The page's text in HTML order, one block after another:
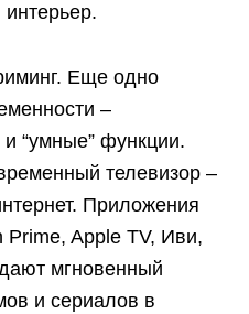
интерьер.
Еще одно
–
“умные” функции.
телевизор –
Приложения
Prime, Apple TV, Иви,
мгновенный
и сериалов в